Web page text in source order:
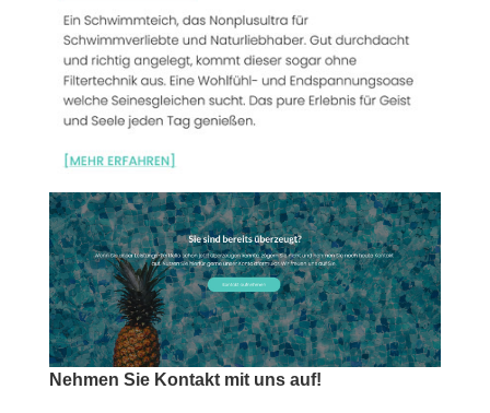
Nehmen Sie Kontakt mit uns auf!